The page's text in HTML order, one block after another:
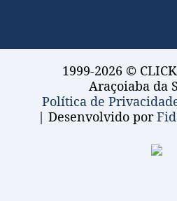
1999-2026 ©
Araçoiaba da
Política de
| Desenvolvido por